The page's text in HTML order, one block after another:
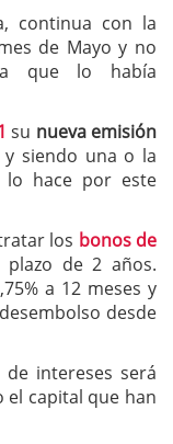
continua con la
de Mayo y no
que lo había
su nueva emisión
siendo una o la
lo hace por este
los bonos de
de 2 años.
a 12 meses y
desde
intereses será
el capital que han